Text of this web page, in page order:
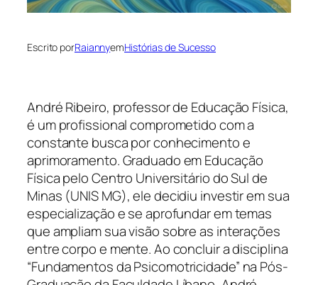
Escrito porRaiannyemHistórias de Sucesso
André Ribeiro, professor de Educação Física,
é um profissional comprometido com a
constante busca por conhecimento e
aprimoramento. Graduado em Educação
Física pelo Centro Universitário do Sul de
Minas (UNIS MG), ele decidiu investir em sua
especialização e se aprofundar em temas
que ampliam sua visão sobre as interações
entre corpo e mente. Ao concluir a disciplina
“Fundamentos da Psicomotricidade” na Pós-